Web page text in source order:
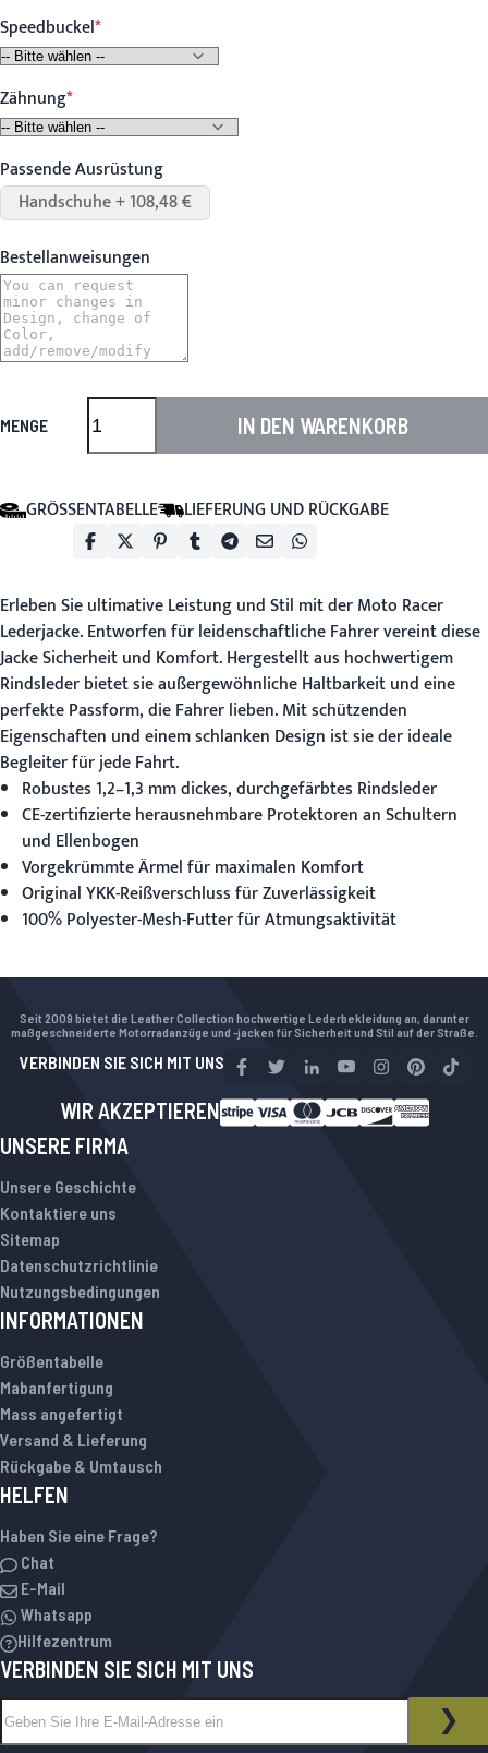
Speedbuckel
Zähnung
Passende Ausrüstung
Handschuhe + 108,48 €
Bestellanweisungen
MENGE IN DEN WARENKORB
GRÖSSENTABELLE LIEFERUNG UND RÜCKGABE
Erleben Sie ultimative Leistung und Stil mit derMoto Racer
Lederjacke. Entworfen für leidenschaftliche Fahrer vereint diese
Jacke Sicherheit und Komfort. Hergestellt aus hochwertigem
Rindsleder bietet sie außergewöhnliche Haltbarkeit und eine
perfekte Passform, die Fahrer lieben. Mit schützenden
Eigenschaften und einem schlanken Design ist sie der ideale
Begleiter für jede Fahrt.
Robustes 1,2–1,3 mm dickes, durchgefärbtes Rindsleder
CE-zertifizierte herausnehmbare Protektoren an Schultern
und Ellenbogen
Vorgekrümmte Ärmel für maximalen Komfort
Original YKK-Reißverschluss für Zuverlässigkeit
100% Polyester-Mesh-Futter für Atmungsaktivität
Seit 2009 bietet die Leather Collection hochwertige Lederbekleidung an, darunter
maßgeschneiderte Motorradanzüge und -jacken für Sicherheit und Stil auf der Straße.
VERBINDEN SIE SICH MIT UNS
WIR AKZEPTIEREN
UNSERE FIRMA
Unsere Geschichte
Kontaktiere uns
Sitemap
Datenschutzrichtlinie
Nutzungsbedingungen
INFORMATIONEN
Größentabelle
Mabanfertigung
Mass angefertigt
Versand & Lieferung
Rückgabe & Umtausch
HELFEN
Haben Sie eine Frage?
Chat
E-Mail
Whatsapp
Hilfezentrum
VERBINDEN SIE SICH MIT UNS
NEWSLETTER